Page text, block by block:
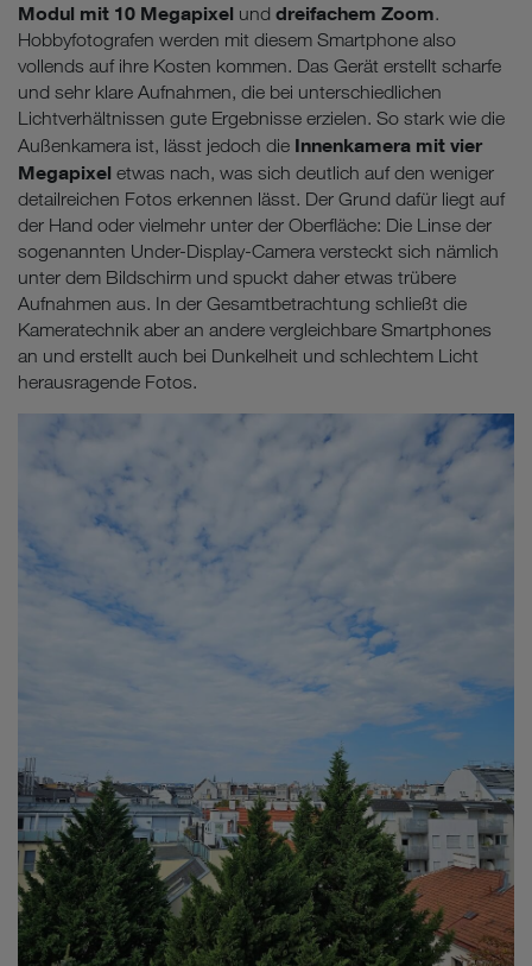
Modul mit 10 Megapixel und dreifachem Zoom.
Hobbyfotografen werden mit diesem Smartphone also
vollends auf ihre Kosten kommen. Das Gerät erstellt scharfe
und sehr klare Aufnahmen, die bei unterschiedlichen
Lichtverhältnissen gute Ergebnisse erzielen. So stark wie die
Außenkamera ist, lässt jedoch die Innenkamera mit vier
Megapixel etwas nach, was sich deutlich auf den weniger
detailreichen Fotos erkennen lässt. Der Grund dafür liegt auf
der Hand oder vielmehr unter der Oberfläche: Die Linse der
sogenannten Under-Display-Camera versteckt sich nämlich
unter dem Bildschirm und spuckt daher etwas trübere
Aufnahmen aus. In der Gesamtbetrachtung schließt die
Kameratechnik aber an andere vergleichbare Smartphones
an und erstellt auch bei Dunkelheit und schlechtem Licht
herausragende Fotos.